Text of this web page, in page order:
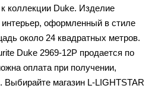
коллекции Duke. Изделие
оформленный в стиле
около 24 квадратных метров.
Duke 2969-12P продается по
оплата при получении,
Выбирайте магазин L-LIGHTSTAR